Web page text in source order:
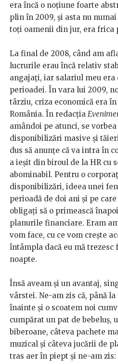
era încă o noțiune foarte
plin în 2009, și asta nu
toți oamenii din jur, era frica
La final de 2008, când am
lucrurile erau încă relativ
angajați, iar salariul meu
perioadei. În vara lui 2009,
târziu, criza economică era
România. În redacția
amândoi pe atunci, se
disponibilizări masive și
dus să anunțe că va intra în
a ieșit din biroul de la HR cu
abominabil. Pentru o
disponibilizări, ideea unei
perioadă de doi ani și pe
obligați să o primească
planurile financiare. Eram
vom face, cu ce vom crește
întâmpla dacă eu mă trezesc
noapte.
Însă aveam și un avantaj,
vârstei. Ne-am zis că, până
înainte și o scoatem noi
cumpărat un pat de bebeluș,
biberoane, câteva pachete
muzical și câteva jucării de
tras aer în piept și ne-am zis: